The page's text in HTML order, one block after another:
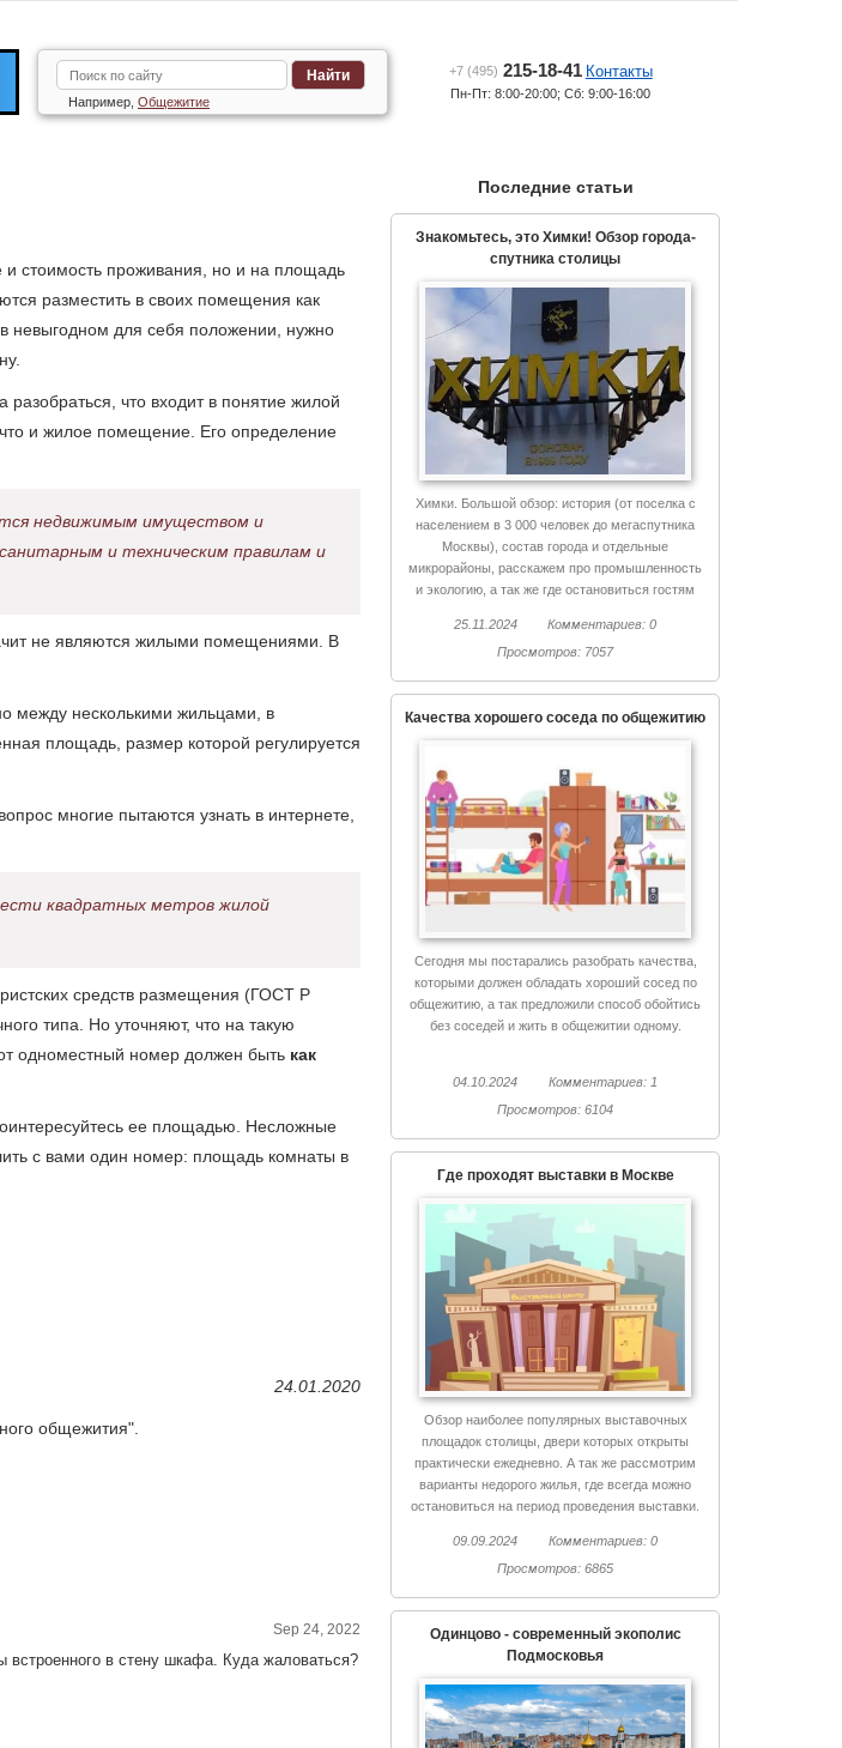
Найти
Например, Общежитие
+7 (495) 215-18-41 Контакты
Пн-Пт: 8:00-20:00; Сб: 9:00-16:00
стоимость проживания, но и на площадь
разместить в своих помещения как
невыгодном для себя положении, нужно
что входит в понятие жилой
и жилое помещение. Его определение
недвижимым имуществом и
и техническим правилам и
не являются жилыми помещениями. В
между несколькими жильцами, в
площадь, размер которой регулируется
многие пытаются узнать в интернете,
квадратных метров жилой
средств размещения (ГОСТ Р
типа. Но уточняют, что на такую
одноместный номер должен быть как
ее площадью. Несложные
с вами один номер: площадь комнаты в
24.01.2020
общежития".
Sep 24, 2022
в стену шкафа. Куда жаловаться?
Последние статьи
Знакомьтесь, это Химки! Обзор города-
спутника столицы
Химки. Большой обзор: история (от поселка с
населением в 3 000 человек до мегаспутника
Москвы), состав города и отдельные
микрорайоны, расскажем про промышленность
и экологию, а так же где остановиться гостям
25.11.2024
Комментариев: 0
Просмотров: 7057
Качества хорошего соседа по общежитию
Сегодня мы постарались разобрать качества,
которыми должен обладать хороший сосед по
общежитию, а так предложили способ обойтись
без соседей и жить в общежитии одному.
04.10.2024
Комментариев: 1
Просмотров: 6104
Где проходят выставки в Москве
Обзор наиболее популярных выставочных
площадок столицы, двери которых открыты
практически ежедневно. А так же рассмотрим
варианты недорого жилья, где всегда можно
остановиться на период проведения выставки.
09.09.2024
Комментариев: 0
Просмотров: 6865
Одинцово - современный экополис
Подмосковья